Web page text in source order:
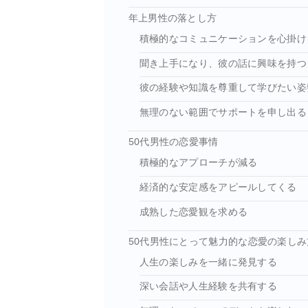
年上男性の落とし方
積極的なコミュニケーションを心掛け
聞き上手になり、彼の話に興味を持つ
彼の経験や知識を尊重して学びたい姿
無理のない範囲でサポートを申し出る
50代男性の恋愛事情
積極的なアプローチが減る
経済的な安定感をアピールしてくる
成熟した恋愛観を求める
50代男性にとって魅力的な恋愛の楽し
人生の楽しみを一緒に発見する
深い会話や人生経験を共有する